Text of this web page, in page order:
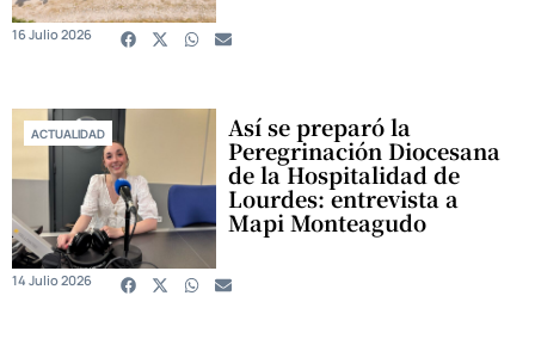
16 Julio 2026
ACTUALIDAD Así se preparó la
Peregrinación Diocesana
de la Hospitalidad de
Lourdes: entrevista a
Mapi Monteagudo
14 Julio 2026